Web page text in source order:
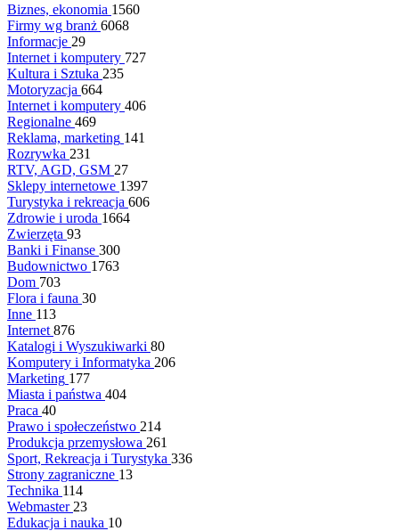
Biznes, ekonomia 1560
Firmy wg branż 6068
Informacje 29
Internet i komputery 727
Kultura i Sztuka 235
Motoryzacja 664
Internet i komputery 406
Regionalne 469
Reklama, marketing 141
Rozrywka 231
RTV, AGD, GSM 27
Sklepy internetowe 1397
Turystyka i rekreacja 606
Zdrowie i uroda 1664
Zwierzęta 93
Banki i Finanse 300
Budownictwo 1763
Dom 703
Flora i fauna 30
Inne 113
Internet 876
Katalogi i Wyszukiwarki 80
Komputery i Informatyka 206
Marketing 177
Miasta i państwa 404
Praca 40
Prawo i społeczeństwo 214
Produkcja przemysłowa 261
Sport, Rekreacja i Turystyka 336
Strony zagraniczne 13
Technika 114
Webmaster 23
Edukacja i nauka 10